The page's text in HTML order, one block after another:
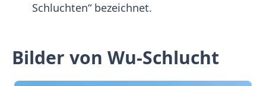
Schluchten“ bezeichnet.
Bilder von Wu-Schlucht